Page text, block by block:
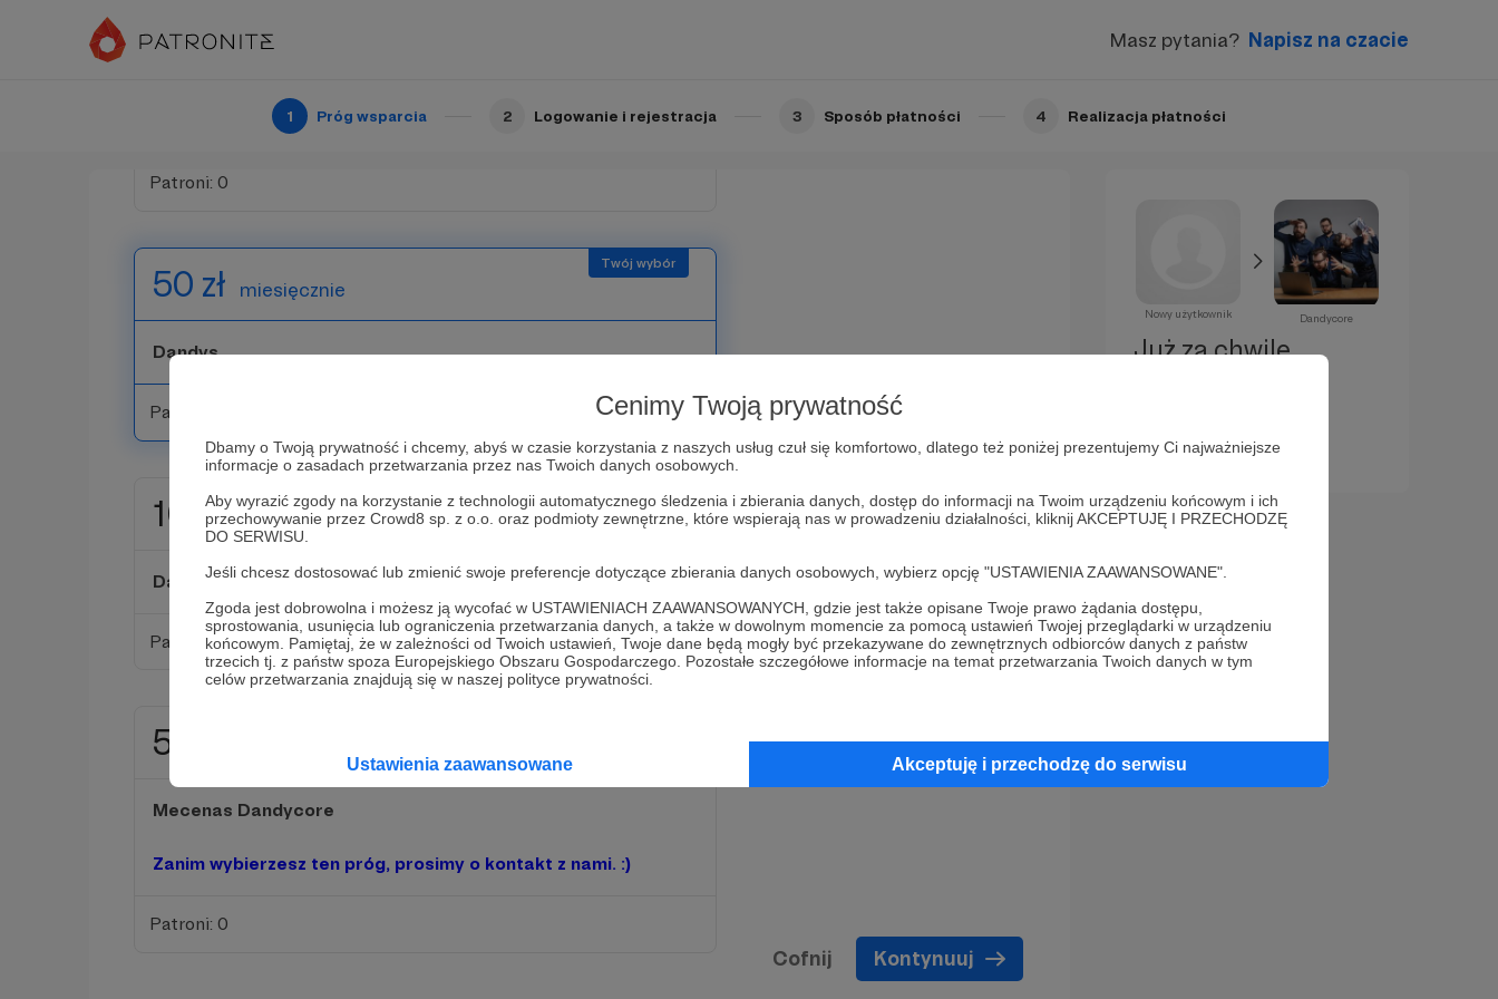
Cenimy Twoją prywatność
Dbamy o Twoją prywatność i chcemy, abyś w czasie korzystania z naszych usług czuł się komfortowo, dlatego też poniżej prezentujemy Ci najważniejsze
informacje o zasadach przetwarzania przez nas Twoich danych osobowych.
Aby wyrazić zgody na korzystanie z technologii automatycznego śledzenia i zbierania danych, dostęp do informacji na Twoim urządzeniu końcowym i ich
przechowywanie przez Crowd8 sp. z o.o. oraz podmioty zewnętrzne, które wspierają nas w prowadzeniu działalności, kliknij AKCEPTUJĘ I PRZECHODZĘ
DO SERWISU.
Jeśli chcesz dostosować lub zmienić swoje preferencje dotyczące zbierania danych osobowych, wybierz opcję "USTAWIENIA ZAAWANSOWANE".
Zgoda jest dobrowolna i możesz ją wycofać w USTAWIENIACH ZAAWANSOWANYCH, gdzie jest także opisane Twoje prawo żądania dostępu,
sprostowania, usunięcia lub ograniczenia przetwarzania danych, a także w dowolnym momencie za pomocą ustawień Twojej przeglądarki w urządzeniu
końcowym. Pamiętaj, że w zależności od Twoich ustawień, Twoje dane będą mogły być przekazywane do zewnętrznych odbiorców danych z państw
trzecich tj. z państw spoza Europejskiego Obszaru Gospodarczego. Pozostałe szczegółowe informacje na temat przetwarzania Twoich danych w tym
celów przetwarzania znajdują się w naszej polityce prywatności.
Ustawienia zaawansowane Akceptuję i przechodzę do serwisu
Masz pytania? Napisz na czacie
1 Próg wsparcia 2 Logowanie i rejestracja 3 Sposób płatności 4 Realizacja płatności
30 zł
Członek Bractwa
Patroni: 0
50 zł miesięcznie
Dandys
Patroni: 0
100 zł miesięcznie
Dandys - Rozwojowiec
Patroni: 0
500 zł
Mecenas Dandycore
Zanim wybierzesz ten próg, prosimy o kontakt z nami. :)
Patroni: 0
Cofnij Kontynuuj
Nowy użytkownik Dandycore
Już za chwilę